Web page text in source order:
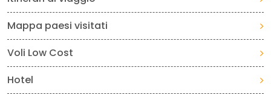
Mappa paesi visitati
Voli Low Cost
Hotel